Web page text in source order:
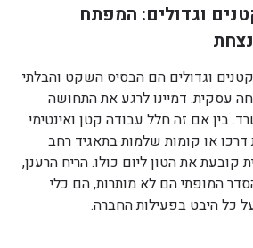
וגדולים: המפתח
קטנים וגדולים הם הבסיס השקט והבלתי
עסקית. דמיינו לרגע את התחושה
בין אם זה חלל עבודה קטן ואינטימי
או קומות שלמות בתאגיד רחב
קובעת את הטון ליום כולו. הריח הרענן,
המופתי הם לא מותרות, הם כלי
כל היבט בפעילות החברה.